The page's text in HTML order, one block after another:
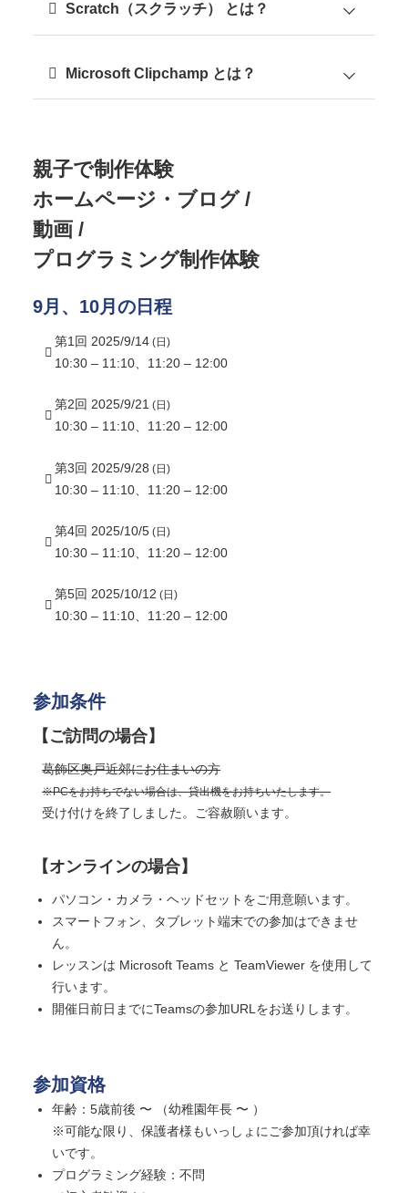
WordPress（ワードプレス）はPHPというプロ
ツマネジメントシステム）の一種で、WEBサイ
トやブログサイト、ECサイト、WEBシステム
時点で全WEBサイトの60%以上に使用されてい
ます。​
また、CMSが利用されているサイトに限った場
合、​その80%以上を占めるとも言われていま
す。
Scratch（スクラッチ） とは？
Scratch（スクラッチ） とは？
Scratch（スクラッチ）は、アメリカ・マサチュ
上のブロックをつなぎ合わせてプログラムを作
る。日本語でも使用可能。主にマウスを使用す
るため、キーボード操作に不慣れな小学生でも
利用することができます。
操作が非常に簡単なため、参考書や独学でも学
グラミングと同様なため”誰かに習う”方が、早
く習得する（自由に扱う事ができる）ことが出
来ます。
Microsoft Clipchamp とは？
Microsoft Clipchamp とは？
Microsoft Clipchamp は、Windows11に標準搭
載されている、編集経験のないユーザーでも、
誰でも簡単にビデオを作成できるように設計さ
れたビデオ エディターです。
ビデオ、画像、オーディオ ファイルを組み合わ
成したビデオをコンピューターに保存できま
す。
ストック ビデオ、ストック ミュージックまた
はサウンド エフェクト、ステッカー、グラフィ
す。
親子で制作体験
ホームページ・ブログ /
動画 /
プログラミング制作体験
9月、10月の日程
第1回 2025/9/14 (日)
10:30 – 11:10 、11:20 – 12:00
第2回 2025/9/21 (日)
10:30 – 11:10、11:20 – 12:00
第3回 2025/9/28 (日)
10:30 – 11:10 、11:20 – 12:00
第4回 2025/10/5 (日)
10:30 – 11:10 、11:20 – 12:00
第5回 2025/10/12 (日)
10:30 – 11:10、11:20 – 12:00
参加条件
【ご訪問の場合】
葛飾区奥戸近郊にお住まいの方
※PCをお持ちでない場合は、貸出機をお持ちいたします。
受け付けを終了しました。ご容赦願います。
【オンラインの場合】
パソコン・カメラ・ヘッドセットをご用意願います。
スマートフォン、タブレット端末での参加はできませ
ん。
レッスンは Microsoft Teams と TeamViewer を使用して
行います。
開催日前日までにTeamsの参加URLをお送りします。
参加資格
年齢：5歳前後 〜 （幼稚園年長 〜 ）
※可能な限り、保護者様もいっしょにご参加頂ければ幸
いです。
プログラミング経験：不問